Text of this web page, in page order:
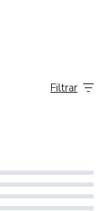
Filtrar